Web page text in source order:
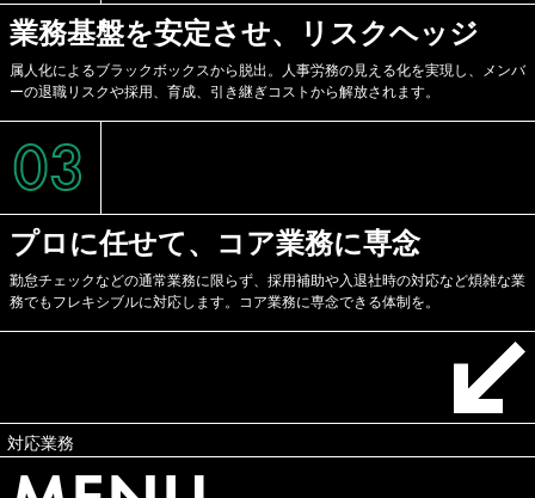
業務基盤を安定させ、リスクヘッジ
属人化によるブラックボックスから脱出。人事労務の見える化を実現し、メンバ
ーの退職リスクや採用、育成、引き継ぎコストから解放されます。
03
プロに任せて、コア業務に専念
勤怠チェックなどの通常業務に限らず、採用補助や入退社時の対応など煩雑な業
務でもフレキシブルに対応します。コア業務に専念できる体制を。
対応業務